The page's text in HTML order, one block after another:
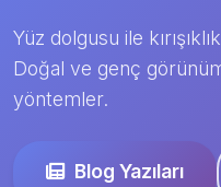
Yüz dolgusu ile
Doğal ve genç
yöntemler.
Blog Yazıları